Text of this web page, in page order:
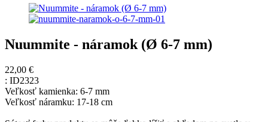
Nuummite - náramok (Ø 6-7 mm)
22,00 €
: ID2323
Veľkosť kamienka: 6-7 mm
Veľkosť náramku: 17-18 cm